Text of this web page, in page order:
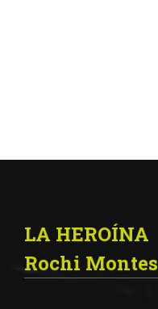
LA HEROÍNA
Rochi Montes